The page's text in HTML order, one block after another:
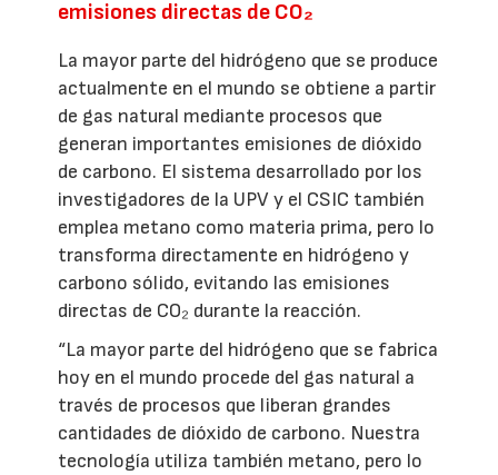
emisiones directas de CO₂
La mayor parte del hidrógeno que se produce
actualmente en el mundo se obtiene a partir
de gas natural mediante procesos que
generan importantes emisiones de dióxido
de carbono. El sistema desarrollado por los
investigadores de la UPV y el CSIC también
emplea metano como materia prima, pero lo
transforma directamente en hidrógeno y
carbono sólido, evitando las emisiones
directas de CO₂ durante la reacción.
“La mayor parte del hidrógeno que se fabrica
hoy en el mundo procede del gas natural a
través de procesos que liberan grandes
cantidades de dióxido de carbono. Nuestra
tecnología utiliza también metano, pero lo